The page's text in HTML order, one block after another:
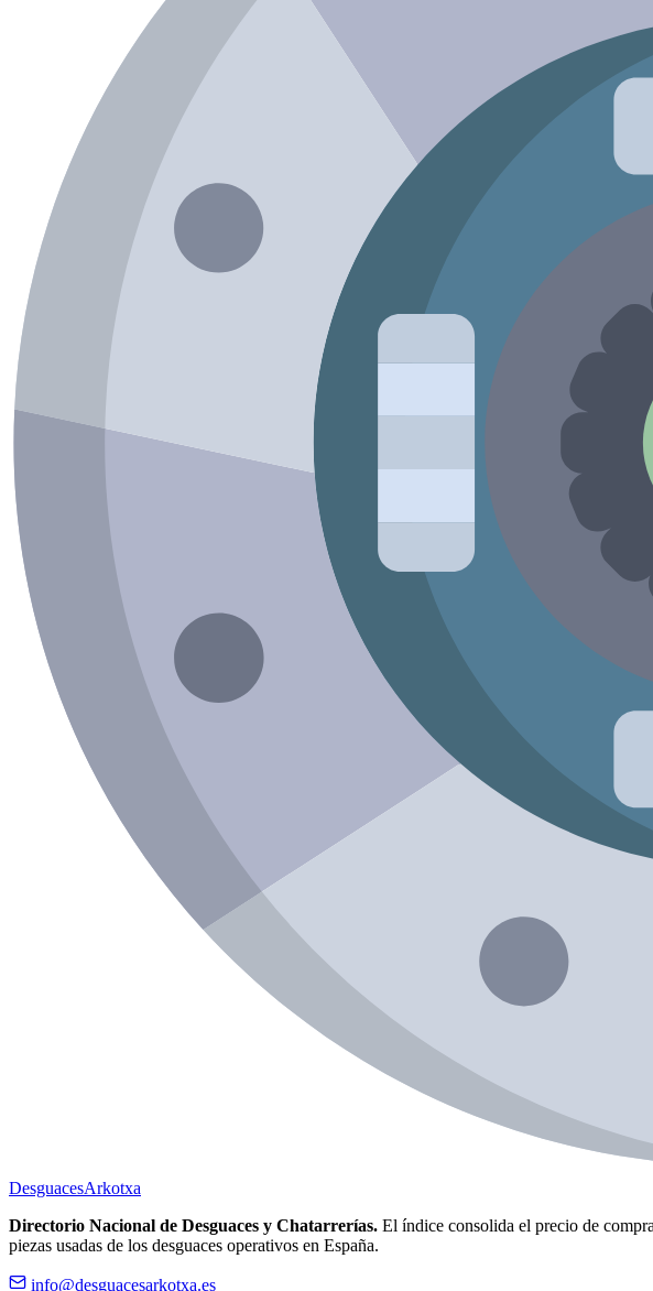
DesguacesArkotxa
Directorio Nacional de Desguaces y Chatarrerías. El índice consolida el precio de
piezas usadas de los desguaces operativos en España.
info@desguacesarkotxa.es